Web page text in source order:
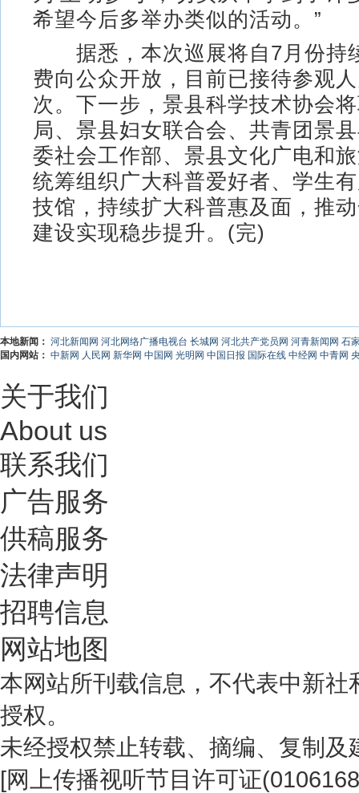
希望今后多举办类似的活动。”
据悉，本次巡展将自7月份持
费向公众开放，目前已接待参观
次。下一步，景县科学技术协会
局、景县妇女联合会、共青团景
委社会工作部、景县文化广电和
统筹组织广大科普爱好者、学生
技馆，持续扩大科普惠及面，推
建设实现稳步提升。(完)
本地新闻： 河北新闻网 河北网络广播电视台 长城网 河北共产党员网 河青新闻网 石
国内网站： 中新网 人民网 新华网 中国网 光明网 中国日报 国际在线 中经网 中青网
关于我们
About us
联系我们
广告服务
供稿服务
法律声明
招聘信息
网站地图
本网站所刊载信息，不代表中新
授权。
未经授权禁止转载、摘编、复制
[网上传播视听节目许可证